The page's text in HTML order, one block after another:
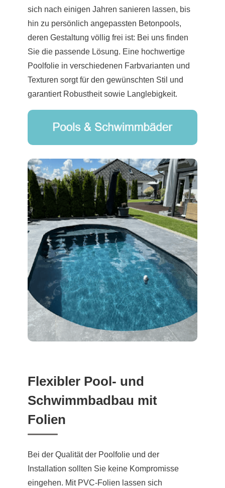
sich nach einigen Jahren sanieren lassen, bis
hin zu persönlich angepassten Betonpools,
deren Gestaltung völlig frei ist: Bei uns finden
Sie die passende Lösung. Eine hochwertige
Poolfolie in verschiedenen Farbvarianten und
Texturen sorgt für den gewünschten Stil und
garantiert Robustheit sowie Langlebigkeit.
Flexibler Pool- und
Schwimmbadbau mit
Folien
Bei der Qualität der Poolfolie und der
Installation sollten Sie keine Kompromisse
eingehen. Mit PVC-Folien lassen sich